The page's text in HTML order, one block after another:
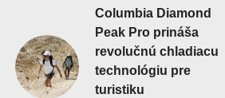
Columbia Diamond
Peak Pro prináša
revolučnú chladiacu
technológiu pre
turistiku